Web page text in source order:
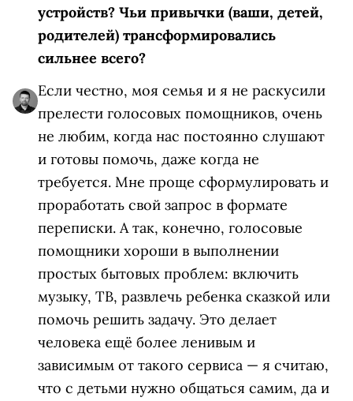
устройств? Чьи привычки (ваши, детей,
родителей) трансформировались
сильнее всего?
Если честно, моя семья и я не раскусили
прелести голосовых помощников, очень
не любим, когда нас постоянно слушают
и готовы помочь, даже когда не
требуется. Мне проще сформулировать и
проработать свой запрос в формате
переписки. А так, конечно, голосовые
помощники хороши в выполнении
простых бытовых проблем: включить
музыку, ТВ, развлечь ребенка сказкой или
помочь решить задачу. Это делает
человека ещё более ленивым и
зависимым от такого сервиса — я считаю,
что с детьми нужно общаться самим, да и